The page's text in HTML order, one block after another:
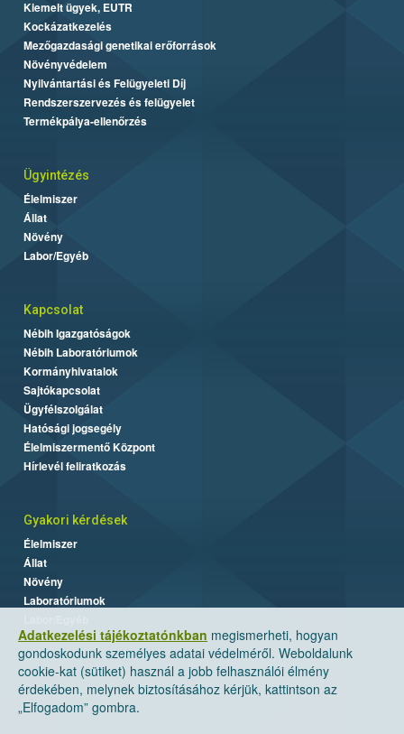
Adatkezelési tájékoztatónkban megismerheti, hogyan
gondoskodunk személyes adatai védelméről. Weboldalunk
cookie-kat (sütiket) használ a jobb felhasználói élmény
érdekében, melynek biztosításához kérjük, kattintson az
„Elfogadom” gombra.
Kiemelt ügyek, EUTR
Kockázatkezelés
Mezőgazdasági genetikai erőforrások
Növényvédelem
Nyilvántartási és Felügyeleti Díj
Rendszerszervezés és felügyelet
Termékpálya-ellenőrzés
Ügyintézés
Élelmiszer
Állat
Növény
Labor/Egyéb
Kapcsolat
Nébih Igazgatóságok
Nébih Laboratóriumok
Kormányhivatalok
Sajtókapcsolat
Ügyfélszolgálat
Hatósági jogsegély
Élelmiszermentő Központ
Hírlevél feliratkozás
Gyakori kérdések
Élelmiszer
Állat
Növény
Laboratóriumok